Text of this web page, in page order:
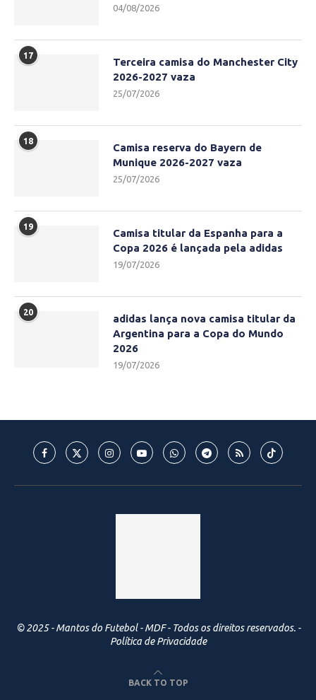
04/08/2026
17
Terceira camisa do Manchester City
2026-2027 vaza
25/07/2026
18
Camisa reserva do Bayern de
Munique 2026-2027 vaza
25/07/2026
19
Camisa titular da Espanha para a
Copa 2026 é lançada pela adidas
19/07/2026
20
adidas lança nova camisa titular da
Argentina para a Copa do Mundo
2026
19/07/2026
© 2025 - Mantos do Futebol - MDF - Todos os direitos reservados. -
Política de Privacidade
BACK TO TOP